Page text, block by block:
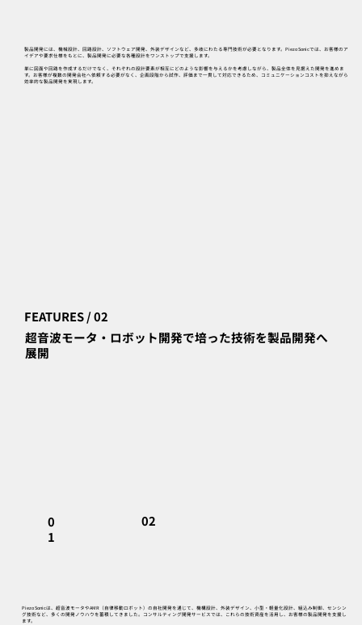
製品開発には、機械設計、回路設計、ソフトウェア開発、外装デザインなど、多岐にわたる専門技術が必要となります。Piezo Sonicでは、お客様のア
イデアや要求仕様をもとに、製品開発に必要な各種設計をワンストップで支援します。
単に図面や回路を作成するだけでなく、それぞれの設計要素が相互にどのような影響を与えるかを考慮しながら、製品全体を見据えた開発を進めま
す。お客様が複数の開発会社へ依頼する必要がなく、企画段階から試作、評価まで一貫して対応できるため、コミュニケーションコストを抑えながら
効率的な製品開発を実現します。
FEATURES / 02
超音波モータ・ロボット開発で培った技術を製品開発へ
展開
Piezo Sonicは、超音波モータやAMR（自律移動ロボット）の自社開発を通じて、機構設計、外装デザイン、小型・軽量化設計、組込み制御、センシン
グ技術など、多くの開発ノウハウを蓄積してきました。コンサルティング開発サービスでは、これらの技術資産を活用し、お客様の製品開発を支援し
ます。
0
1
02